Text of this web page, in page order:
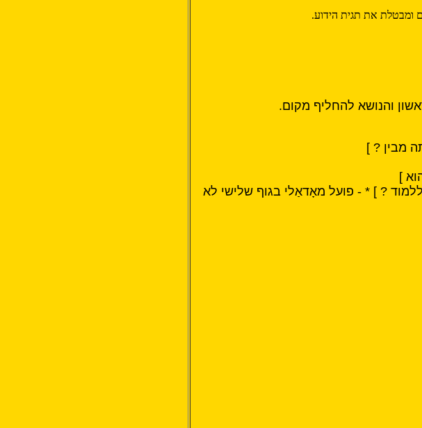
ומבטלת את תגית הידוע.
והנושא להחליף מקום.
מבין ? ]
]
ללמוד ? ] * - פועל מאָדאַלי בגוף שלישי לא